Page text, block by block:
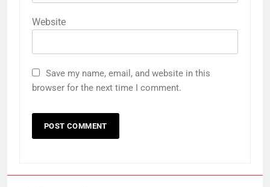
Website
Save my name, email, and website in this
browser for the next time I comment.
5
राम की नगरी अयोध्या में आने वाले भक्तों
का स्वागत करेगा लक्ष्मण द्वार